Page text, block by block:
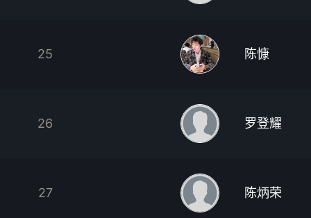
25 陈慷
26 罗登耀
27 陈炳荣